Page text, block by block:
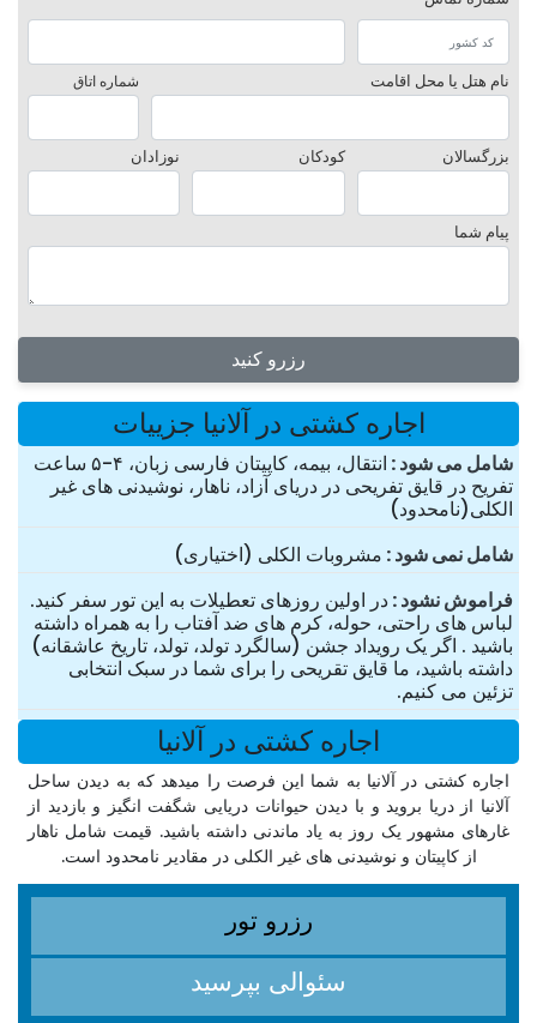
نام هتل یا محل اقامت شماره اتاق
بزرگسالان کودکان نوزادان
پیام شما
رزرو کنید
اجاره کشتی در آلانیا جزییات
شامل می شود
انتقال، بیمه، کاپیتان فارسی زبان، ۴-۵ ساعت
تفریح در قایق تفریحی در دریای آزاد، ناهار، نوشیدنی های غیر
الکلی(نامحدود)
شامل نمی شود مشروبات الکلی (اختیاری)
فراموش نشود در اولین روزهای تعطیلات به این تور سفر کنید.
لباس های راحتی، حوله، کرم های ضد آفتاب را به همراه داشته
باشید . اگر یک رویداد جشن (سالگرد تولد، تولد، تاریخ عاشقانه)
داشته باشید، ما قایق تقریحی را برای شما در سبک انتخابی
تزئین می کنیم.
اجاره کشتی در آلانیا
اجاره کشتی در آلانیا به شما این فرصت را میدهد که به دیدن ساحل
آلانیا از دریا بروید و با دیدن حیوانات دریایی شگفت انگیز و بازدید از
غارهای مشهور یک روز به یاد ماندنی داشته باشید. قیمت شامل ناهار
از کاپیتان و نوشیدنی های غیر الکلی در مقادیر نامحدود است.
رزرو تور
سئوالی بپرسید